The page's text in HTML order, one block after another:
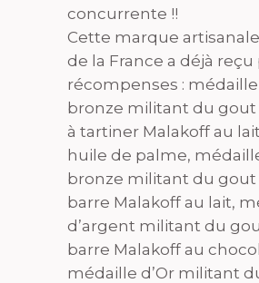
concurrente !!
Cette marque
de la France a déjà
récompenses :
bronze militant du gout
à tartiner Malakoff au
huile de palme,
bronze militant du gout
barre Malakoff au lait,
d’argent militant du
barre Malakoff au
médaille d’Or militant